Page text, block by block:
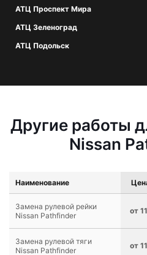
АТЦ Проспект Мира
АТЦ Зеленоград
АТЦ Подольск
Другие работы
Nissan
Наименование
Замена рулевой рейки
Nissan Pathfinder
от
Замена рулевой тяги
Nissan Pathfinder
от